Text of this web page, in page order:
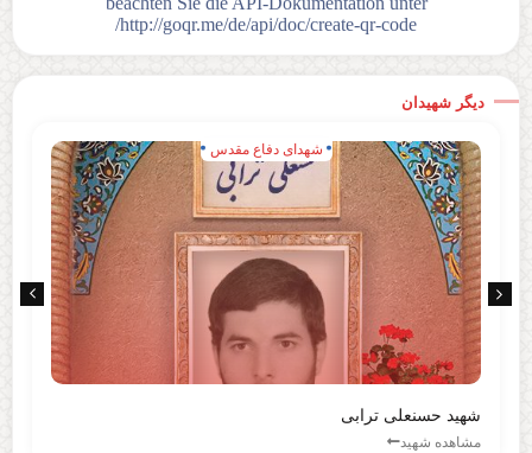
http://goqr.me/de/api/doc/create-qr-code/
دیگر شهیدان
شهدای دفاع مقدس
شهید حسنعلی ترابی
مشاهده شهید